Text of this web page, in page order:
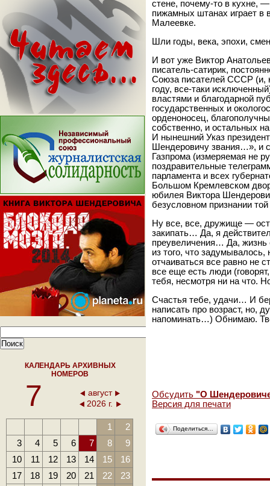
КАЛЕНДАРЬ АРХИВНЫХ
НОМЕРОВ
7
август
2026 г.
1
2
3
4 5 6 7 8
9
10
11 12 13 14 15
16
17
18 19 20 21 22
23
стене, почему-то в кухне,
пижамных штанах играет в
Малеевке.
Шли годы, века, эпохи,
И вот уже Виктор
писатель-сатирик,
Союза писателей СССР (и,
году, все-таки
властями и благодарной
государственных и
орденоносец,
собственно, и остальных
И нынешний Указ
Шендеровичу звания…», и
Газпрома (измеряемая не
поздравительные
парламента и всех
Большом Кремлевском
юбилея Виктора
безусловном признании
Ну все, все, дружище —
закипать… Да, я
преувеличения… Да,
из того, что
отчаиваться все равно не
все еще есть люди
тебя, несмотря ни на что.
Счастья тебе, удачи… И
написать про возраст, но,
напоминать…) Обнимаю.
Обсудить "О
Версия для печати
Поделиться…